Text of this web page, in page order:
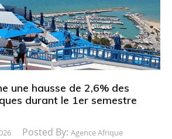
une hausse de 2,6% des
durant le 1er semestre
Posted By: Agence Afrique